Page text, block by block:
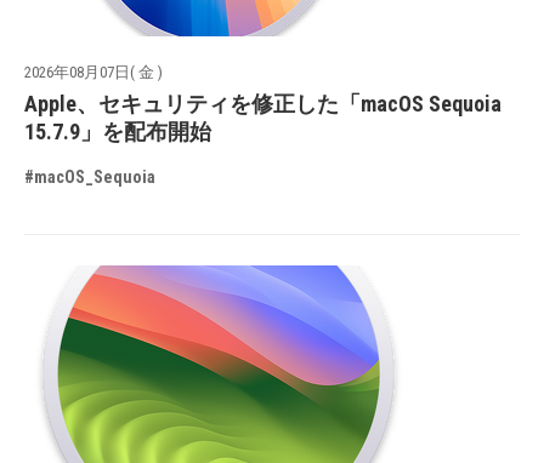
2026年08月07日( 金 )
Apple、セキュリティを修正した「macOS Sequoia
15.7.9」を配布開始
#macOS_Sequoia